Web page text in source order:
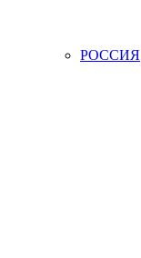
РОССИЯ